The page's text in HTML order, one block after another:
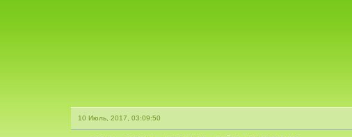
10 Июль, 2017, 03:09:50